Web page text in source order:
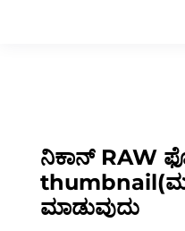
ನಿಕಾನ್ RAW
ಮಾಡುವುದು